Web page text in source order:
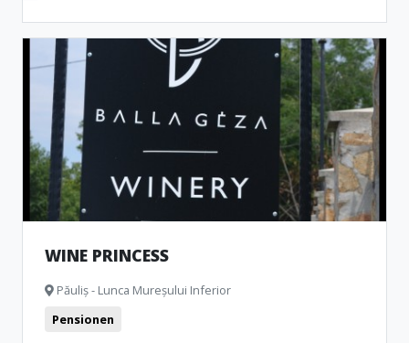
WINE PRINCESS
Păuliș - Lunca Mureșului Inferior
Pensionen